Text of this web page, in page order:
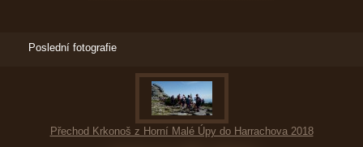
Poslední fotografie
Přechod Krkonoš z Horní Malé Úpy do Harrachova 2018